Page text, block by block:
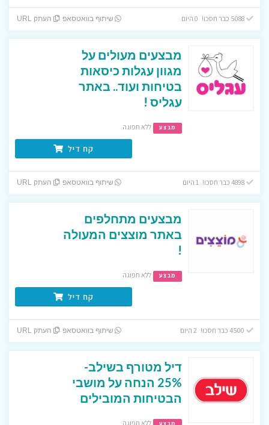
5088 כבר חסכו! 0 היום שיתוף בוואטסאפ העתק URL
מבצעים מעולים על
מגוון עגלות כיסאות
בטיחות ועוד.. באתר
עגליס !
מבצע ללא תפוגה
קח דיל
4898 כבר חסכו! 1 היום שיתוף בוואטסאפ העתק URL
מבצעים מתחלפים
באתר מוצצים המעולה
!
מבצע ללא תפוגה
קח דיל
שיתוף בוואטסאפ העתק URL
דיל מטורף בשילב-
25% הנחה על מושבי
הבטיחות המובילים
ללא תפוגה